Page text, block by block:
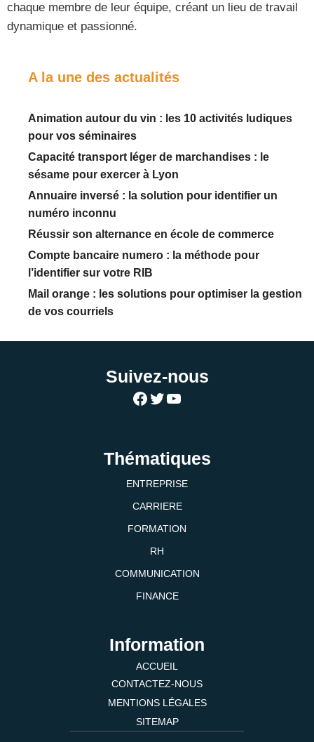
chaque membre de leur équipe, créant un lieu de travail
dynamique et passionné.
A la une des actualités
Animation autour du vin : les 10 activités ludiques
pour vos séminaires
Capacité transport léger de marchandises : le
sésame pour exercer à Lyon
Annuaire inversé : la solution pour identifier un
numéro inconnu
Réussir son alternance en école de commerce
Compte bancaire numero : la méthode pour
l’identifier sur votre RIB
Mail orange : les solutions pour optimiser la gestion
de vos courriels
Suivez-nous
Facebook
Twitter
YouTube
Thématiques
ENTREPRISE
CARRIERE
FORMATION
RH
COMMUNICATION
FINANCE
Information
ACCUEIL
CONTACTEZ-NOUS
MENTIONS LÉGALES
SITEMAP